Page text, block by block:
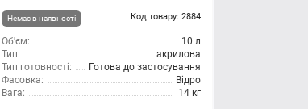
Немає в наявності Код товару: 2884
Об'єм:
10 л
Тип:
акрилова
Тип готовності:
Готова до застосування
Фасовка:
Відро
Вага:
14 кг